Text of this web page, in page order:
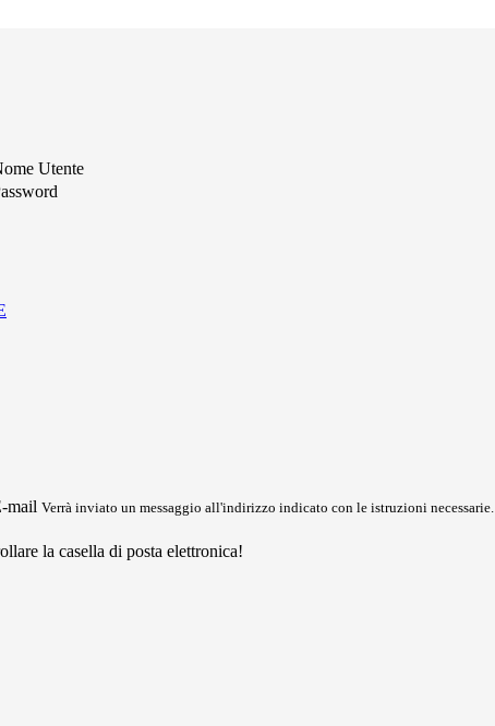
Utente
mail Verrà inviato un messaggio all'indirizzo indicato con le istruzioni necessarie.
la casella di posta elettronica!